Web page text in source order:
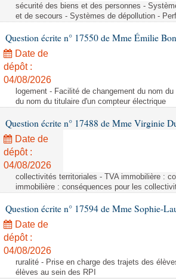
sécurité des biens et des personnes -
et de secours - Systèmes de dépollution -
Question écrite n° 17550 de Mme Émilie
Date de
dépôt :
04/08/2026
logement - Facilité de changement du nom
du nom du titulaire d'un compteur électrique
Question écrite n° 17488 de Mme Virginie
Date de
dépôt :
04/08/2026
collectivités territoriales - TVA immobilière :
immobilière : conséquences pour les
Question écrite n° 17594 de Mme Sophie-
Date de
dépôt :
04/08/2026
ruralité - Prise en charge des trajets des
élèves au sein des RPI